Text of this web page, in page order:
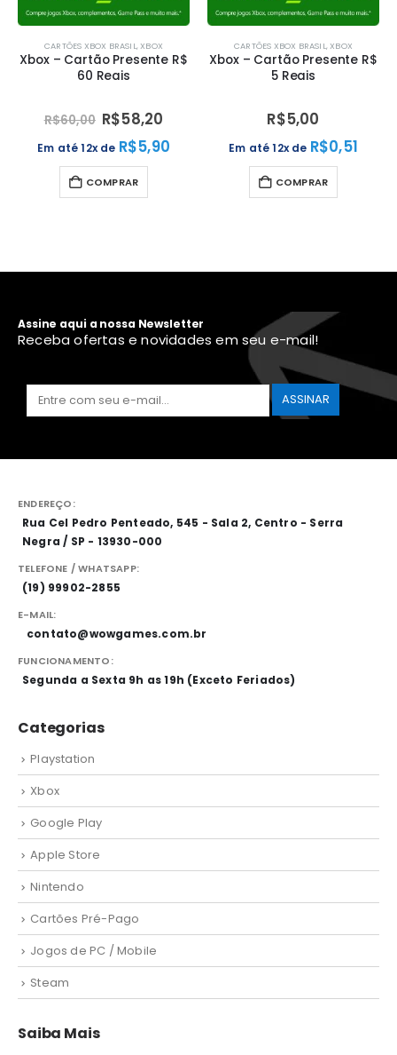
XBOX
R$
58,20
5,90
CARTÕES XBOX BRASIL XBOX
Xbox – Cartão Presente R$
R$
Em até 12x de 0,51
CARTÕES XBOX
Xbox – Cartão
Em até 12x de
Assine aqui a nossa Newsletter
Receba ofertas e novidades em seu e-mail!
ENDEREÇO:
Rua Cel Pedro Penteado, 545 - Sala 2, Centro - Serra
Negra / SP - 13930-000
TELEFONE / WHATSAPP:
(19) 99902-2855
E-MAIL:
contato@wowgames.com.br
FUNCIONAMENTO:
Segunda a Sexta 9h as 19h (Exceto Feriados)
Categorias
Playstation
Xbox
Google Play
Apple Store
Nintendo
Cartões Pré-Pago
Jogos de PC / Mobile
Steam
Saiba Mais